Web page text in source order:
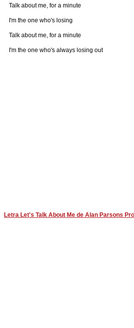
Talk about me, for a minute
I'm the one who's losing
Talk about me, for a minute
I'm the one who's always losing out
Letra Let's Talk About Me de Alan Parsons